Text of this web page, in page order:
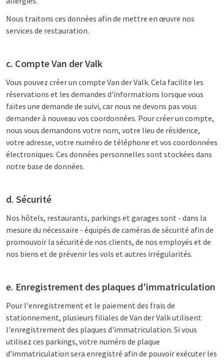
Nous traitons ces données afin de mettre en œuvre nos
services de restauration.
c. Compte Van der Valk
Vous pouvez créer un compte Van der Valk. Cela facilite les
réservations et les demandes d'informations lorsque vous
faites une demande de suivi, car nous ne devons pas vous
demander à nouveau vos coordonnées. Pour créer un compte,
nous vous demandons votre nom, votre lieu de résidence,
votre adresse, votre numéro de téléphone et vos coordonnées
électroniques. Ces données personnelles sont stockées dans
notre base de données.
d. Sécurité
Nos hôtels, restaurants, parkings et garages sont - dans la
mesure du nécessaire - équipés de caméras de sécurité afin de
promouvoir la sécurité de nos clients, de nos employés et de
nos biens et de prévenir les vols et autres irrégularités.
e. Enregistrement des plaques d'immatriculation
Pour l'enregistrement et le paiement des frais de
stationnement, plusieurs filiales de Van der Valk utilisent
l'enregistrement des plaques d'immatriculation. Si vous
utilisez ces parkings, votre numéro de plaque
d'immatriculation sera enregistré afin de pouvoir exécuter les